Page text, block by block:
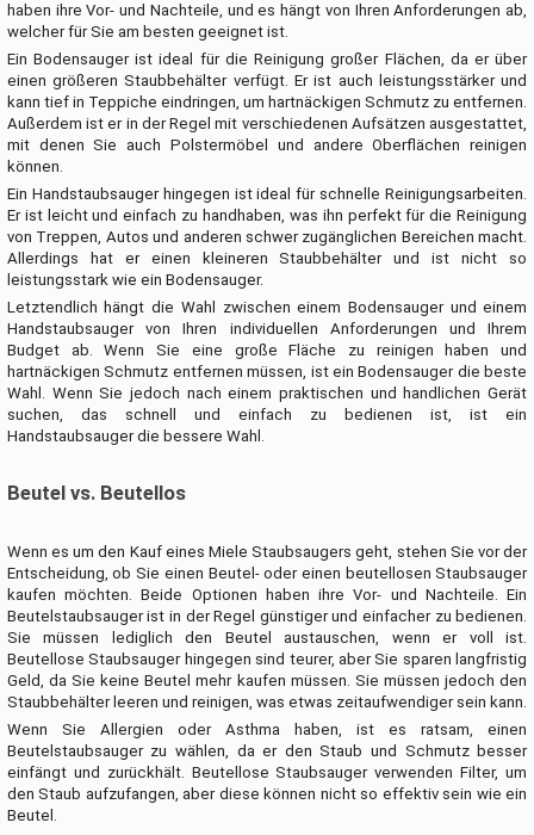
haben ihre Vor- und Nachteile, und es hängt von Ihren Anforderungen ab,
welcher für Sie am besten geeignet ist.
Ein Bodensauger ist ideal für die Reinigung großer Flächen, da er über
einen größeren Staubbehälter verfügt. Er ist auch leistungsstärker und
kann tief in Teppiche eindringen, um hartnäckigen Schmutz zu entfernen.
Außerdem ist er in der Regel mit verschiedenen Aufsätzen ausgestattet,
mit denen Sie auch Polstermöbel und andere Oberflächen reinigen
können.
Ein Handstaubsauger hingegen ist ideal für schnelle Reinigungsarbeiten.
Er ist leicht und einfach zu handhaben, was ihn perfekt für die Reinigung
von Treppen, Autos und anderen schwer zugänglichen Bereichen macht.
Allerdings hat er einen kleineren Staubbehälter und ist nicht so
leistungsstark wie ein Bodensauger.
Letztendlich hängt die Wahl zwischen einem Bodensauger und einem
Handstaubsauger von Ihren individuellen Anforderungen und Ihrem
Budget ab. Wenn Sie eine große Fläche zu reinigen haben und
hartnäckigen Schmutz entfernen müssen, ist ein Bodensauger die beste
Wahl. Wenn Sie jedoch nach einem praktischen und handlichen Gerät
suchen, das schnell und einfach zu bedienen ist, ist ein
Handstaubsauger die bessere Wahl.
Beutel vs. Beutellos
Wenn es um den Kauf eines Miele Staubsaugers geht, stehen Sie vor der
Entscheidung, ob Sie einen Beutel- oder einen beutellosen Staubsauger
kaufen möchten. Beide Optionen haben ihre Vor- und Nachteile. Ein
Beutelstaubsauger ist in der Regel günstiger und einfacher zu bedienen.
Sie müssen lediglich den Beutel austauschen, wenn er voll ist.
Beutellose Staubsauger hingegen sind teurer, aber Sie sparen langfristig
Geld, da Sie keine Beutel mehr kaufen müssen. Sie müssen jedoch den
Staubbehälter leeren und reinigen, was etwas zeitaufwendiger sein kann.
Wenn Sie Allergien oder Asthma haben, ist es ratsam, einen
Beutelstaubsauger zu wählen, da er den Staub und Schmutz besser
einfängt und zurückhält. Beutellose Staubsauger verwenden Filter, um
den Staub aufzufangen, aber diese können nicht so effektiv sein wie ein
Beutel.